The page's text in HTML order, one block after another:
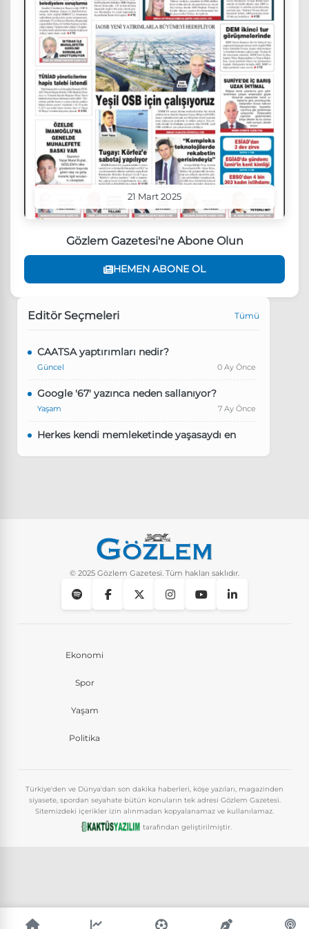
21 Mart 2025
Gözlem Gazetesi'ne Abone Olun
HEMEN ABONE OL
Editör Seçmeleri Tümü
CAATSA yaptırımları nedir?
Güncel 0 Ay Önce
Google '67' yazınca neden sallanıyor?
Yaşam 7 Ay Önce
Herkes kendi memleketinde yaşasaydı en
Instagram’da keşfet nasıl temizlenir?
© 2025 Gözlem Gazetesi. Tüm hakları saklıdır.
Ekonomi
Spor
Yaşam
Politika
Türkiye'den ve Dünya'dan son dakika haberleri, köşe yazıları, magazinden
siyasete, spordan seyahate bütün konuların tek adresi Gözlem Gazetesi.
Sitemizdeki içerikler izin alınmadan kopyalanamaz ve kullanılamaz.
tarafından geliştirilmiştir.